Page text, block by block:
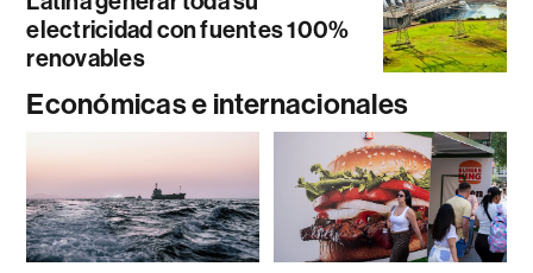
electricidad con fuentes 100%
renovables
Económicas e internacionales